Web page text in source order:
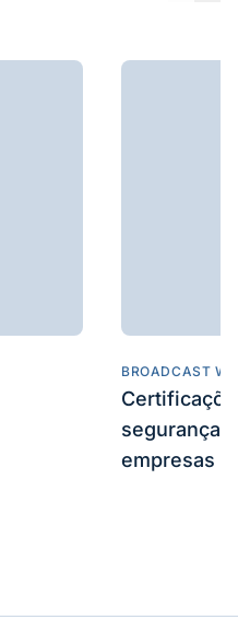
BROADCAST
segurança
empresas